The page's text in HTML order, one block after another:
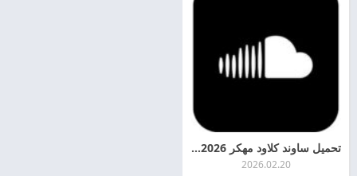
تحميل ساوند كلاود مهكر 2026 SoundCloud APK اخر اصدار
2026.02.20